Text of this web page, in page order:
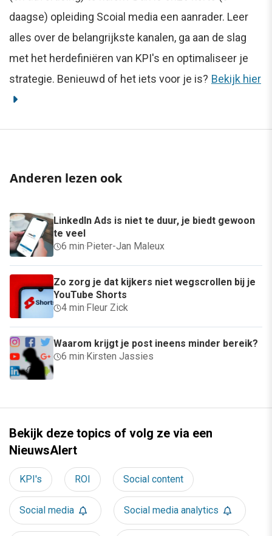
daagse) opleiding Scoial media een aanrader. Leer
alles over de belangrijkste kanalen, ga aan de slag
met het herdefiniëren van KPI's en optimaliseer je
strategie. Benieuwd of het iets voor je is? Bekijk hier
Anderen lezen ook
LinkedIn Ads is niet te duur, je biedt gewoon
te veel
6 min· Pieter-Jan Maleux
Zo zorg je dat kijkers niet wegscrollen bij je
YouTube Shorts
4 min· Fleur Zick
Waarom krijgt je post ineens minder bereik?
6 min· Kirsten Jassies
Bekijk deze topics of volg ze via een
NieuwsAlert
KPI's ROI Social content
Social media Social media analytics